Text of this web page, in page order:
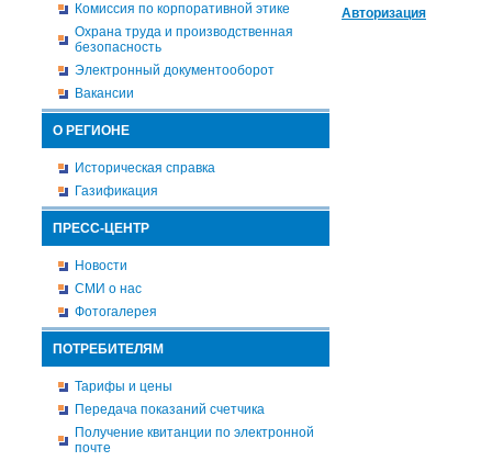
Комиссия по корпоративной этике
Охрана труда и производственная
безопасность
Электронный документооборот
Вакансии
О РЕГИОНЕ
Историческая справка
Газификация
ПРЕСС-ЦЕНТР
Новости
СМИ о нас
Фотогалерея
ПОТРЕБИТЕЛЯМ
Тарифы и цены
Передача показаний счетчика
Получение квитанции по электронной
почте
Авторизация